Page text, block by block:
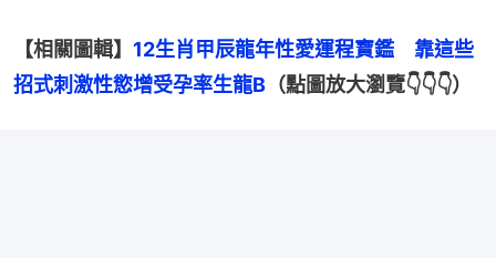
【相關圖輯】 12生肖甲辰龍年性愛運程寶鑑　靠這些
招式刺激性慾增受孕率生龍B （點圖放大瀏覽👇👇👇）